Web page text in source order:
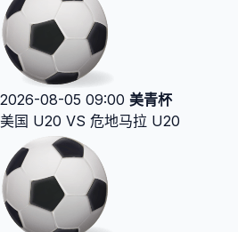
2026-08-05 09:00 美青杯
美国 U20 VS 危地马拉 U20